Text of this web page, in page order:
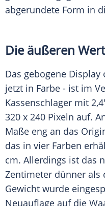
abgerundete Form in
Die äußeren
Das gebogene Display
jetzt in Farbe - ist im
Kassenschlager mit
320 x 240 Pixeln auf.
Maße eng an das
das in vier Farben
cm. Allerdings ist das
Zentimeter dünner als
Gewicht wurde
Neuauflage auf die